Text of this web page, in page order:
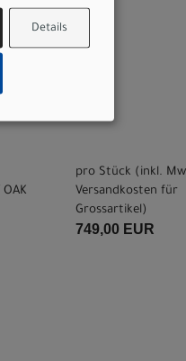
pro Stück (inkl.
Versandkosten für
Grossartikel )
749,00 EUR
Details